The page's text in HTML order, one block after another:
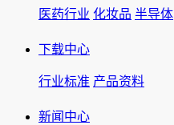
医药行业 化妆品 半导体
下载中心
行业标准 产品资料
新闻中心